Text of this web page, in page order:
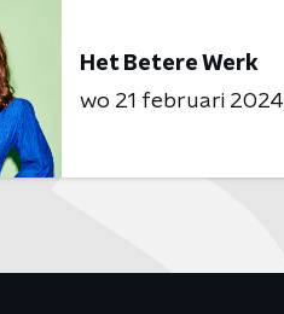
Het Betere Werk
wo 21 februari 2024